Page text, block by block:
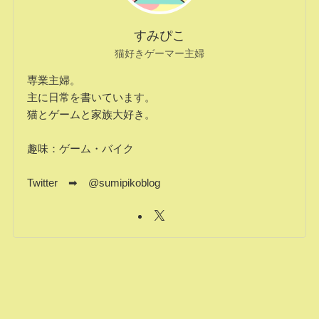
すみぴこ
猫好きゲーマー主婦
専業主婦。
主に日常を書いています。
猫とゲームと家族大好き。
趣味：ゲーム・バイク
Twitter ➡ @sumipikoblog